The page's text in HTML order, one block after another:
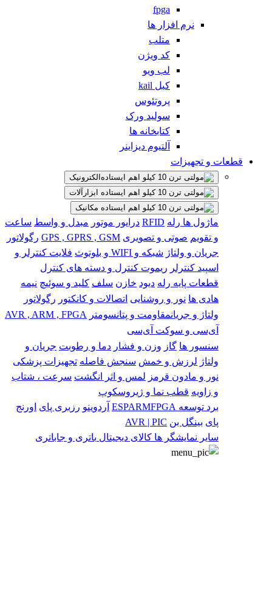
fpga
نرم افزار ها
متلب
کد ویژن
لب ویو
کیل kail
پروتئوس
سولید ورک
کتابخانه ها
آلتیوم دیزاینر
قطعات و تجهیزات
الکترونیک
ابزارآلات
مکانیک
ماژول ها رله RFID درایور موتور مبدل و واسط ساعت
و تقویم صوتی و تصویری GPS , GPRS , GSM رگولاتور
جریان و ولتاژ شبکه و WIFI و بلوتوث
فلایت کنترلر و
اسپید کنترلر ریموت کنترل و دسته های کنترل
قطعات پایه رله دیود خازن سلف کلید و سوئیچ نیمه
هادی ها نور و روشنایی اتصالات و کانکتور رگولاتور
ولتاژ و جریانمقاومت و پتانسومتر
AVR , ARM , FPGA
آی‌سی و سوکت آی‌سی
سنسور ها گاز وزن و فشار دما و رطوبت جریان و
ولتاژ لرزش و خمش سنجش فاصله تجهیزات پزشکی
نور و مادون قرمز لمس و اثر انگشت سرعت ، شتاب
و زاویه قطب نما و ژیروسکوپ
برد توسعه
ESPARMFPGA آردوینو رزبری پای اورنج
پای بینگل بن AVR | PIC
سایر نمایشگر ها کالای دیجیتال باتری و جاباتری